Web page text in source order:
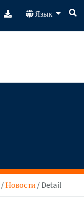
Язык
/Новости/ Detail